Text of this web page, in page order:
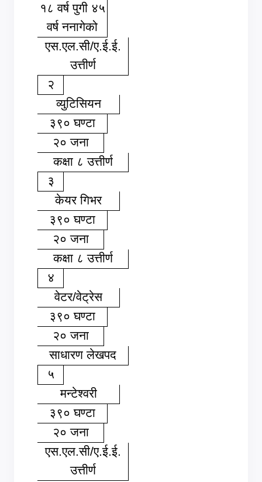
१८ वर्ष पुगी ४५
वर्ष ननागेको
एस.एल.सी/ए.ई.ई.
उत्तीर्ण
२
व्युटिसियन
३९० घण्टा
२० जना
कक्षा ८ उत्तीर्ण
३
केयर गिभर
३९० घण्टा
२० जना
कक्षा ८ उत्तीर्ण
४
वेटर/वेट्रेस
३९० घण्टा
२० जना
साधारण लेखपद
५
मन्टेश्वरी
३९० घण्टा
२० जना
एस.एल.सी/ए.ई.ई.
उत्तीर्ण